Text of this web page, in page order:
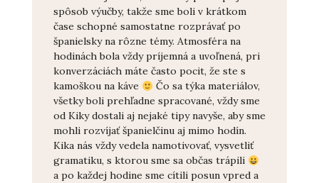
spôsob výučby, takže sme boli v krátkom
čase schopné samostatne rozprávať po
španielsky na rôzne témy. Atmosféra na
hodinách bola vždy príjemná a uvoľnená, pri
konverzáciách máte často pocit, že ste s
kamoškou na káve
Čo sa týka materiálov,
všetky boli prehľadne spracované, vždy sme
od Kiky dostali aj nejaké tipy navyše, aby sme
mohli rozvíjať španielčinu aj mimo hodín.
Kika nás vždy vedela namotivovať, vysvetliť
gramatiku, s ktorou sme sa občas trápili
a po každej hodine sme cítili posun vpred a